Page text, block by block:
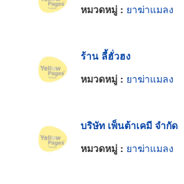
หมวดหมู่ : ยาฆ่าแมลง
ร้าน ลี้ฮั่วฮง
หมวดหมู่ : ยาฆ่าแมลง
บริษัท เพ็นต้าเคมี จำกัด
หมวดหมู่ : ยาฆ่าแมลง